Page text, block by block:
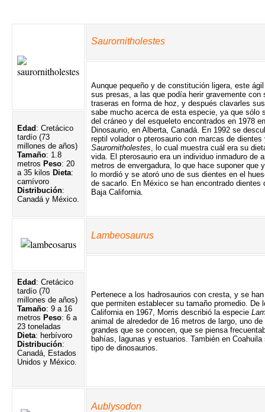
Saurornitholestes
Aunque pequeño y de constitución ligera, este
sus presas, a las que podía herir gravemente con
traseras en forma de hoz, y después clavarles
sabe mucho acerca de esta especie, ya que sólo
del cráneo y del esqueleto encontrados en 1978
Dinosaurio, en Alberta, Canadá. En 1992 se
reptil volador o pterosaurio con marcas de
Saurornitholestes , lo cual muestra cuál era su
vida. El pterosaurio era un individuo inmaduro de
metros de envergadura, lo que hace suponer que
lo mordió y se atoró uno de sus dientes en el
de sacarlo. En México se han encontrado dientes
Baja California.
Edad : Cretácico
tardío (73
millones de años)
Tamaño: 1.8
metros Peso: 20
a 35 kilos Dieta:
carnívoro
Distribución:
Canadá y México.
Lambeosaurus
Pertenece a los hadrosaurios con cresta, y se
que permiten establecer su tamaño promedio. De
California en 1967, Morris describió la especie
animal de alrededor de 16 metros de largo, uno
grandes que se conocen, que se piensa
bahías, lagunas y estuarios. También en
tipo de dinosaurios.
Edad : Cretácico
tardío (70
millones de años)
Tamaño: 9 a 16
metros Peso: 6 a
23 toneladas
Dieta: herbívoro
Distribución:
Canadá, Estados
Unidos y México.
Aublysodon